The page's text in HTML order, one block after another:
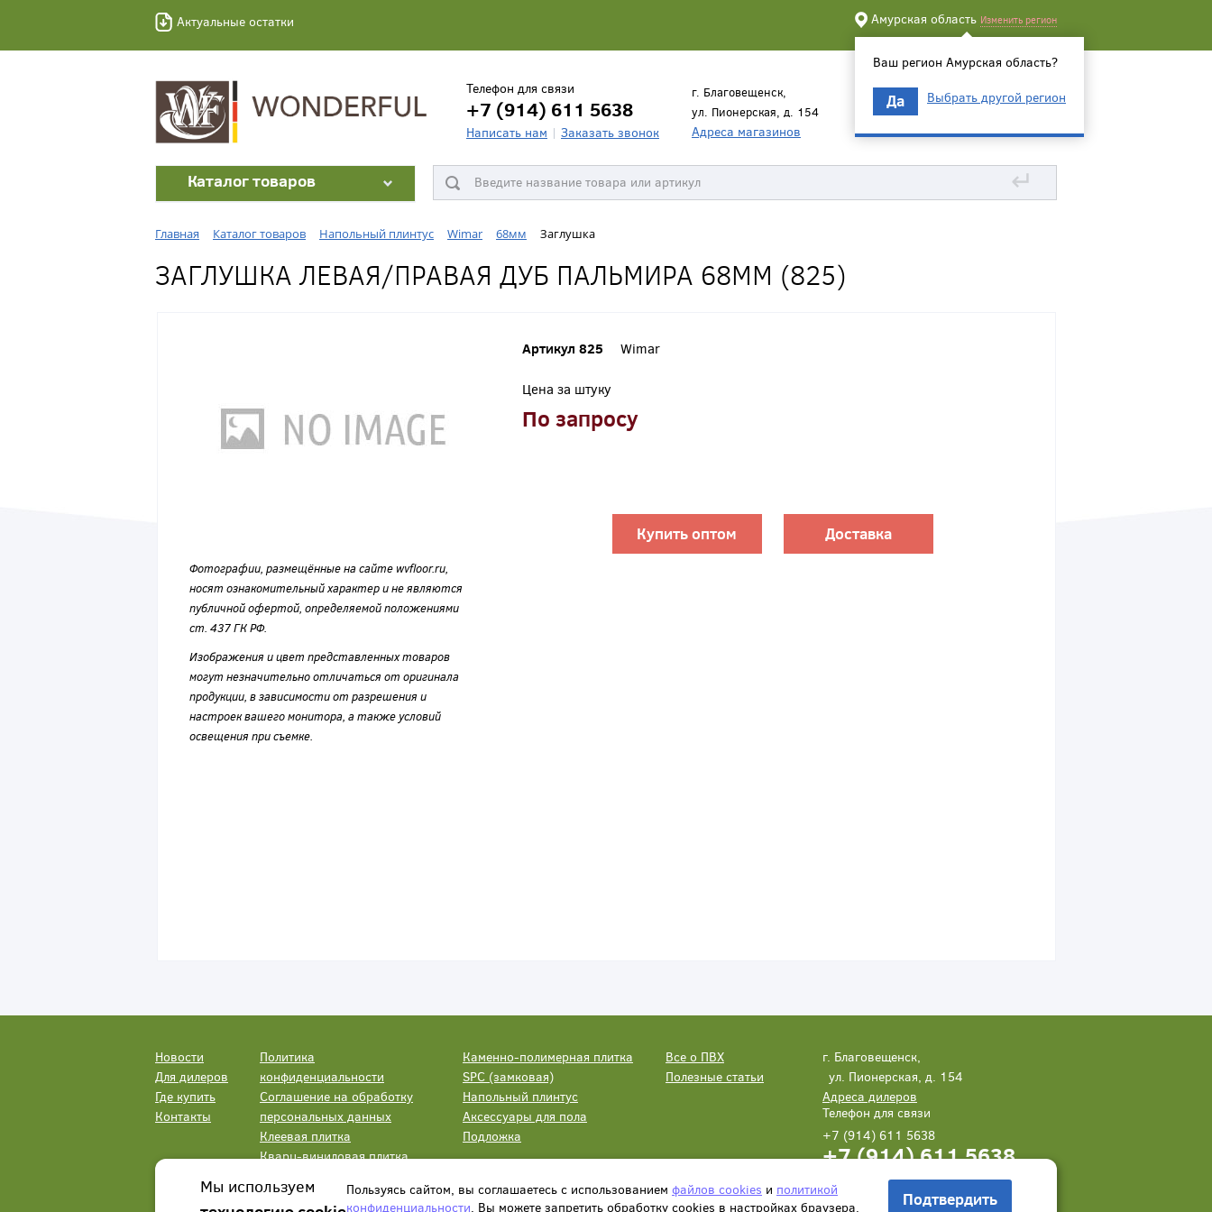
Актуальные остатки Амурская область Изменить регион
Ваш регион Амурская область?
Да Выбрать другой регион
Телефон для связи
+7 (914) 611 5638
Написать нам Заказать звонок
г. Благовещенск,
ул. Пионерская, д. 154
Адреса магазинов
Каталог товаров ↵
Главная Каталог товаров Напольный плинтус Wimar 68мм Заглушка
ЗАГЛУШКА ЛЕВАЯ/ПРАВАЯ ДУБ ПАЛЬМИРА 68ММ (825)
Фотографии, размещённые на сайте wvfloor.ru,
носят ознакомительный характер и не являются
публичной офертой, определяемой положениями
ст. 437 ГК РФ.
Изображения и цвет представленных товаров
могут незначительно отличаться от оригинала
продукции, в зависимости от разрешения и
настроек вашего монитора, а также условий
освещения при съемке.
Артикул 825 Wimar
Цена за штуку
По запросу
Купить оптом Доставка
Новости
Для дилеров
Где купить
Контакты
Политика
конфиденциальности
Соглашение на обработку
персональных данных
Клеевая плитка
Кварц-виниловая плитка
Каменно-полимерная плитка
SPC (замковая)
Напольный плинтус
Аксессуары для пола
Подложка
Все о ПВХ
Полезные статьи
г. Благовещенск,
ул. Пионерская, д. 154
Адреса дилеров
Телефон для связи
+7 (914) 611 5638
+7 (914) 611 5638
Написать нам Заказать звонок
Мы используем
Пользуясь сайтом, вы соглашаетесь с использованием файлов cookies и политикой
конфиденциальности. Вы можете запретить обработку сookies в настройках браузера. Подтвердить